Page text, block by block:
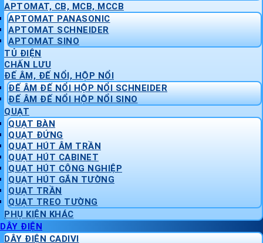
APTOMAT, CB, MCB, MCCB
APTOMAT PANASONIC
APTOMAT SCHNEIDER
APTOMAT SINO
TỦ ĐIỆN
CHẤN LƯU
ĐẾ ÂM, ĐẾ NỔI, HỘP NỔI
ĐẾ ÂM ĐẾ NỔI HỘP NỔI SCHNEIDER
ĐẾ ÂM ĐẾ NỔI HỘP NỔI SINO
QUẠT
QUẠT BÀN
QUẠT ĐỨNG
QUẠT HÚT ÂM TRẦN
QUẠT HÚT CABINET
QUẠT HÚT CÔNG NGHIỆP
QUẠT HÚT GẮN TƯỜNG
QUẠT TRẦN
QUẠT TREO TƯỜNG
PHỤ KIỆN KHÁC
DÂY ĐIỆN
DÂY ĐIỆN CADIVI